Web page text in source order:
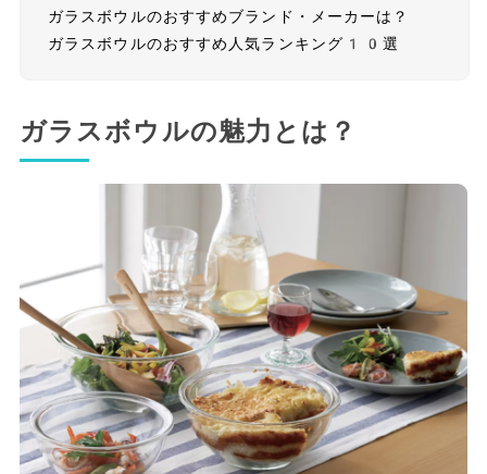
ガラスボウルのおすすめブランド・メーカーは？
ガラスボウルのおすすめ人気ランキング10選
ガラスボウルの魅力とは？